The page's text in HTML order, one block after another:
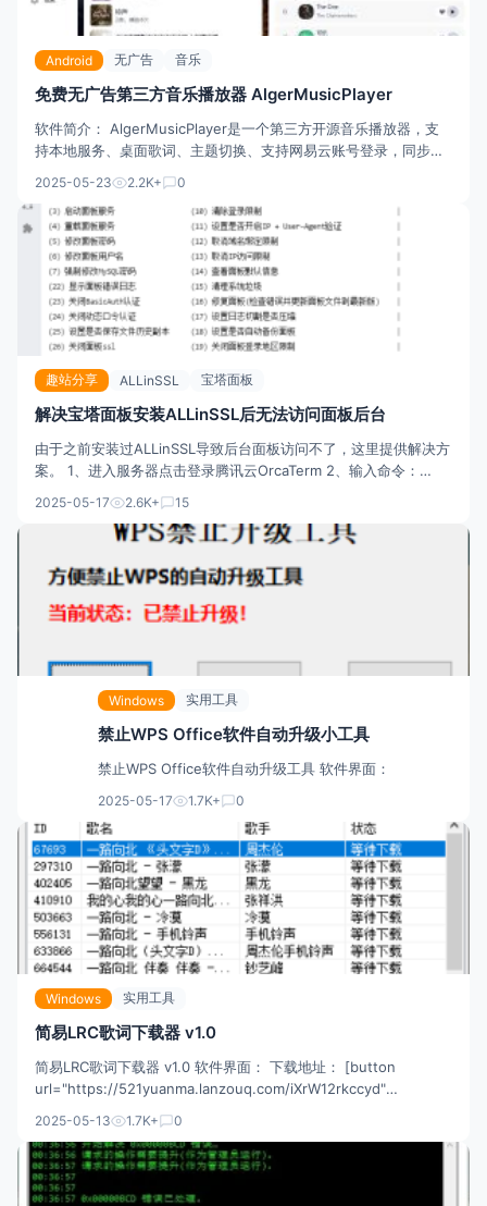
Android 无广告 音乐
免费无广告第三方音乐播放器 AlgerMusicPlayer
软件简介： AlgerMusicPlayer是一个第三方开源音乐播放器，支
持本地服务、桌面歌词、主题切换、支持网易云账号登录，同步您
支持灰色音乐资源解析、MV播放和EQ音效调节，多种音效模式满
足您的听觉体验。 支持网易云账号
2025-05-23 2.2K+ 0
趣站分享 ALLinSSL 宝塔面板
解决宝塔面板安装ALLinSSL后无法访问面板后台
由于之前安装过ALLinSSL导致后台面板访问不了，这里提供解决方
案。 1、进入服务器点击登录腾讯云OrcaTerm 2、输入命令：
2025-05-17 2.6K+ 15
Windows 实用工具
禁止WPS Office软件自动升级小工具
禁止WPS Office软件自动升级工具 软件界面：
2025-05-17 1.7K+ 0
Windows 实用工具
简易LRC歌词下载器 v1.0
简易LRC歌词下载器 v1.0 软件界面： 下载地址： [button
url="https://521yuanma.lanzouq.com/iXrW12rkccyd"
2025-05-13 1.7K+ 0